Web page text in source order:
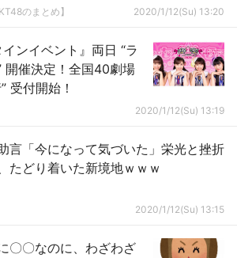
のまとめ】 2020/1/12(Su) 13:20
インイベント』両日 “ラ
開催決定！全国40劇場
受付開始！
2020/1/12(Su) 13:19
言「今になって気づいた」栄光と挫折
たどり着いた新境地ｗｗｗ
2020/1/12(Su) 13:15
〇〇なのに、わざわざ